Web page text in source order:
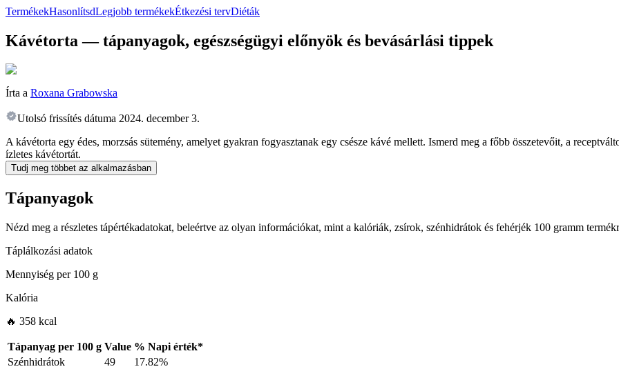
TermékekHasonlítsdLegjobb termékekÉtkezési tervDiéták
Kávétorta — tápanyagok, egészségügyi előnyök és bevásárlási tippek
Írta a Roxana Grabowska
Utolsó frissítés dátuma 2024. december 3.
A kávétorta egy édes, morzsás sütemény, amelyet gyakran fogyasztanak egy csésze kávé mellett. Ismerd meg a főbb összetevőit, a
ízletes kávétortát.
Tudj meg többet az alkalmazásban
Tápanyagok
Nézd meg a részletes tápértékadatokat, beleértve az olyan információkat, mint a kalóriák, zsírok, szénhidrátok és fehérjék 100 gramm
Táplálkozási adatok
Mennyiség per100 g
Kalória
🔥 358 kcal
Tápanyag per 100 g Value % Napi érték*
Szénhidrátok
49
17.82%